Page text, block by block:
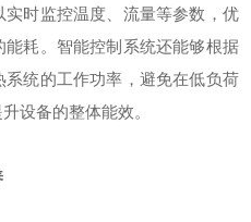
时监控温度、流量等参数，优
耗。智能控制系统还能够根据
统的工作功率，避免在低负荷
设备的整体能效。